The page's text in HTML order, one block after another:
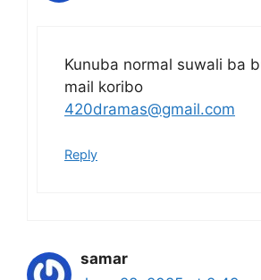
Kunuba normal suwali ba
mail koribo
420dramas@gmail.com
Reply
samar